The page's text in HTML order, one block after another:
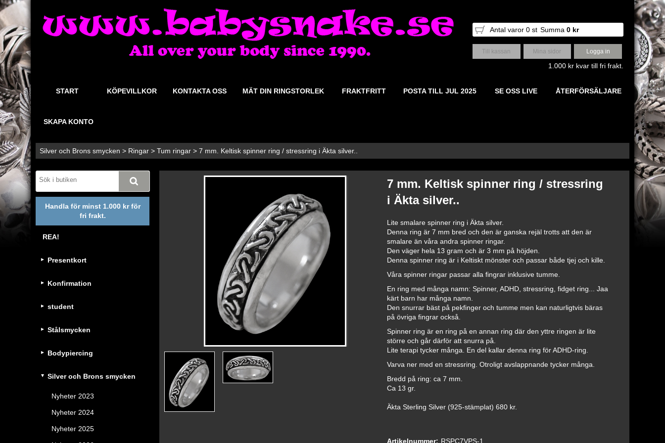
Antal varor 0 st Summa 0 kr
Till kassan Mina sidor Logga in
1.000 kr kvar till fri frakt.
START KÖPEVILLKOR KONTAKTA OSS MÄT DIN RINGSTORLEK FRAKTFRITT POSTA TILL JUL 2025 SE OSS LIVE ÅTERFÖRSÄLJARE
SKAPA KONTO
Silver och Brons smycken > Ringar > Tum ringar > 7 mm. Keltisk spinner ring / stressring i Äkta silver..
Handla för minst 1.000 kr för
fri frakt.
REA!
Presentkort
Konfirmation
student
Stålsmycken
Bodypiercing
Silver och Brons smycken
Nyheter 2023
Nyheter 2024
Nyheter 2025
7 mm. Keltisk spinner ring / stressring
i Äkta silver..
Lite smalare spinner ring i Äkta silver.
Denna ring är 7 mm bred och den är ganska rejäl trotts att den är
smalare än våra andra spinner ringar.
Den väger hela 13 gram och är 3 mm på höjden.
Denna spinner ring är i Keltiskt mönster och passar både tjej och kille.
Våra spinner ringar passar alla fingrar inklusive tumme.
En ring med många namn: Spinner, ADHD, stressring, fidget ring... Jaa
kärt barn har många namn.
Den snurrar bäst på pekfinger och tumme men kan naturligtvis bäras
på övriga fingrar också.
Spinner ring är en ring på en annan ring där den yttre ringen är lite
större och går därför att snurra på.
Lite terapi tycker många. En del kallar denna ring för ADHD-ring.
Varva ner med en stressring. Otroligt avslappnande tycker många.
Bredd på ring: ca 7 mm.
Ca 13 gr.
Äkta Sterling Silver (925-stämplat) 680 kr.
Artikelnummer: RSPC7VPS-1